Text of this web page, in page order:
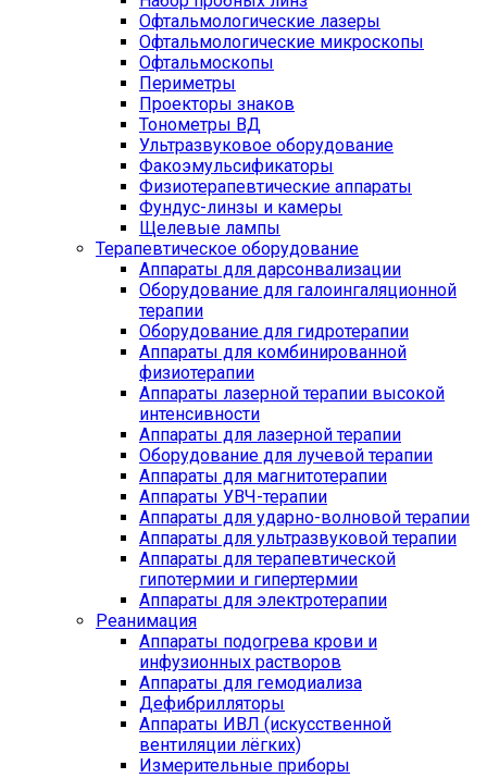
Офтальмологические лазеры
Офтальмологические микроскопы
Офтальмоскопы
Периметры
Проекторы знаков
Тонометры ВД
Ультразвуковое оборудование
Факоэмульсификаторы
Физиотерапевтические аппараты
Фундус-линзы и камеры
Щелевые лампы
Терапевтическое оборудование
Аппараты для дарсонвализации
Оборудование для галоингаляционной
терапии
Оборудование для гидротерапии
Аппараты для комбинированной
физиотерапии
Аппараты лазерной терапии высокой
интенсивности
Аппараты для лазерной терапии
Оборудование для лучевой терапии
Аппараты для магнитотерапии
Аппараты УВЧ-терапии
Аппараты для ударно-волновой терапии
Аппараты для ультразвуковой терапии
Аппараты для терапевтической
гипотермии и гипертермии
Аппараты для электротерапии
Реанимация
Аппараты подогрева крови и
инфузионных растворов
Аппараты для гемодиализа
Дефибрилляторы
Аппараты ИВЛ (искусственной
вентиляции лёгких)
Измерительные приборы